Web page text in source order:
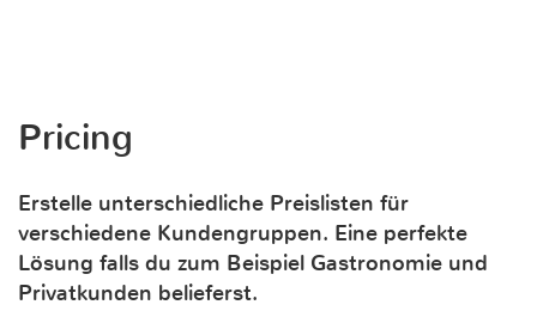
Pricing
Erstelle unterschiedliche Preislisten für
verschiedene Kundengruppen. Eine perfekte
Lösung falls du zum Beispiel Gastronomie und
Privatkunden belieferst.